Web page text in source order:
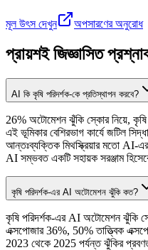
মূল উৎস দেখুন অপসারণের অনুরোধ
প্রায়শই জিজ্ঞাসিত
AI কি কৃষি পরিদর্শক-কে প্রতিস্থাপন করবে?
26% অটোমেশন ঝুঁকি স্কোর নিয়ে,
এই ভূমিকার বেশিরভাগ কার্যে জটিল
আন্তঃব্যক্তিক মিথস্ক্রিয়ার মতো AI-
AI সম্ভবত একটি সহায়ক সরঞ্জাম
কৃষি পরিদর্শক-এর AI অটোমেশন ঝুঁকি কত?
কৃষি পরিদর্শক-এর AI অটোমেশন ঝুঁকি
এক্সপোজার 36%, 50% তাত্ত্বিক
2023 থেকে 2025 পর্যন্ত ঝুঁকির